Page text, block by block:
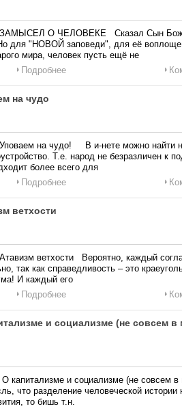
ЗАМЫСЕЛ О ЧЕЛОВЕКЕ Сказал Сын
для "НОВОЙ заповеди", для её
мира, человек пусть ещё не
Подробнее
на чудо
на чудо! В и-нете можно найти
Т.е. народ не безразличен к
более всего для
Подробнее
ветхости
ветхости Вероятно, каждый
так как справедливость – это
И каждый его
Подробнее
и социализме (не совсем в
капитализме и социализме (не совсем
что разделение человеческой
то бишь т.н.